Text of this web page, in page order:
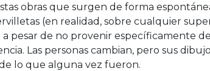
obras que surgen de forma
(en realidad, sobre cualquier
pesar de no provenir específicamente
Las personas cambian, pero sus
lo que alguna vez fueron.